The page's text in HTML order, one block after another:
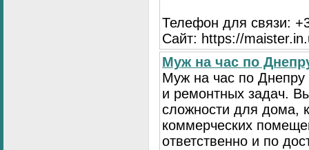
Телефон для связи:
Сайт: https://
Муж на час по
Муж на час по
и ремонтных задач.
сложности для дома,
коммерческих
ответственно и по